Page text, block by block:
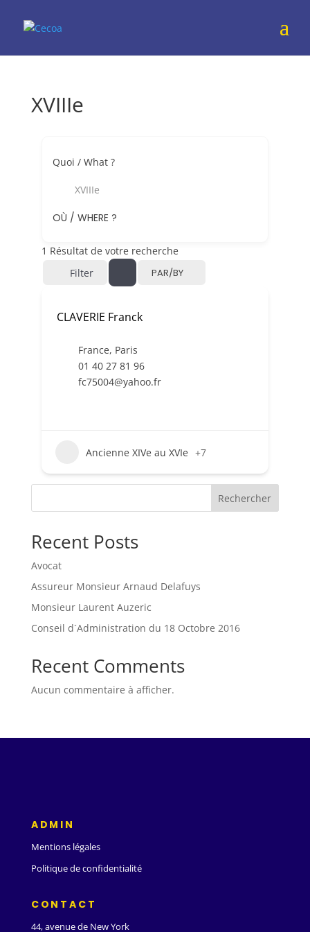
XVIIIe
Quoi / What ?
XVIIIe
OÙ / WHERE ?
1 Résultat de votre recherche
Filter
PAR/BY
CLAVERIE Franck
France, Paris
01 40 27 81 96
fc75004@yahoo.fr
Ancienne XIVe au XVIe +7
Rechercher
Recent Posts
Avocat
Assureur Monsieur Arnaud Delafuys
Monsieur Laurent Auzeric
Conseil d´Administration du 18 Octobre 2016
Recent Comments
Aucun commentaire à afficher.
ADMIN
Mentions légales
Politique de confidentialité
CONTACT
44, avenue de New York